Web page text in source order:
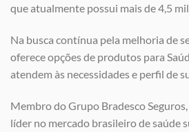
que atualmente possui mais de 4,5
Na busca contínua pela melhoria de
oferece opções de produtos para
atendem às necessidades e perfil de
Membro do Grupo Bradesco Seguros,
líder no mercado brasileiro de saúde